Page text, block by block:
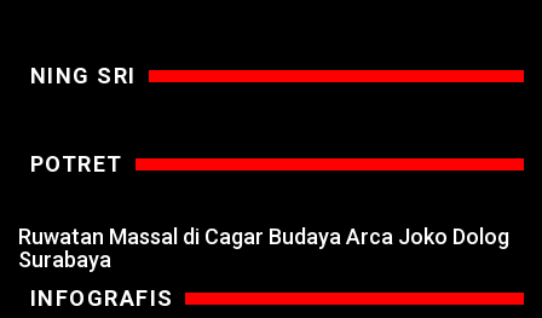
NING SRI
POTRET
Ruwatan Massal di Cagar Budaya Arca Joko Dolog
Surabaya
INFOGRAFIS